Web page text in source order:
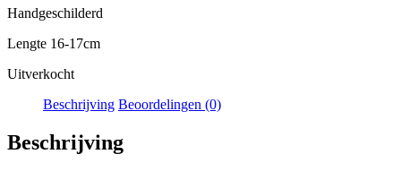
Handgeschilderd
Lengte 16-17cm
Uitverkocht
Beschrijving Beoordelingen (0)
Beschrijving